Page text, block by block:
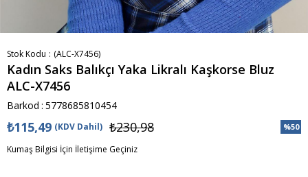
Stok Kodu (ALC-X7456)
Kadın Saks Balıkçı Yaka Likralı Kaşkorse Bluz
ALC-X7456
Barkod : 5778685810454
%50
₺230,98
₺115,49 (KDV Dahil)
Kumaş Bilgisi İçin İletişime Geçiniz